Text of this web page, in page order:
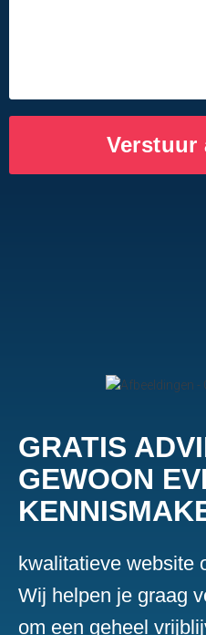
Verstuur
GRATIS
GEWOON
kwalitatieve website
Wij helpen je graag
om een geheel